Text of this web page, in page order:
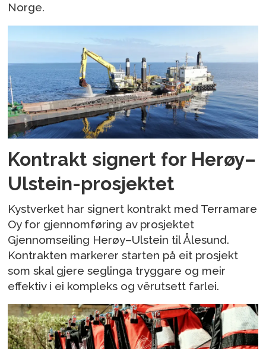
Norge.
Kontrakt signert for Herøy–
Ulstein-prosjektet
Kystverket har signert kontrakt med Terramare
Oy for gjennomføring av prosjektet
Gjennomseiling Herøy–Ulstein til Ålesund.
Kontrakten markerer starten på eit prosjekt
som skal gjere seglinga tryggare og meir
effektiv i ei kompleks og vêrutsett farlei.